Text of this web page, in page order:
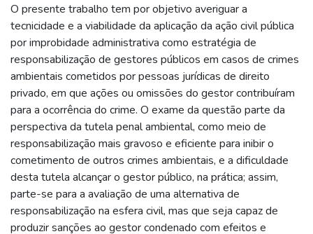
O presente trabalho tem por objetivo averiguar a
tecnicidade e a viabilidade da aplicação da ação civil pública
por improbidade administrativa como estratégia de
responsabilização de gestores públicos em casos de crimes
ambientais cometidos por pessoas jurídicas de direito
privado, em que ações ou omissões do gestor contribuíram
para a ocorrência do crime. O exame da questão parte da
perspectiva da tutela penal ambiental, como meio de
responsabilização mais gravoso e eficiente para inibir o
cometimento de outros crimes ambientais, e a dificuldade
desta tutela alcançar o gestor público, na prática; assim,
parte-se para a avaliação de uma alternativa de
responsabilização na esfera civil, mas que seja capaz de
produzir sanções ao gestor condenado com efeitos e